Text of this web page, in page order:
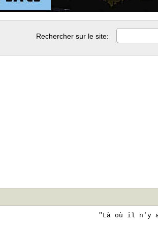
Rechercher sur le site:
"Là où il n'y